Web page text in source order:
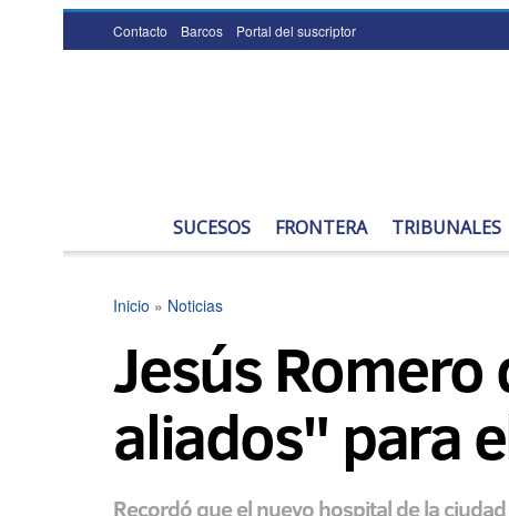
Contacto Barcos Portal del suscriptor
SUCESOS FRONTERA TRIBUNALES
Inicio » Noticias
Jesús
aliados" para
Recordó que el nuevo hospital de la